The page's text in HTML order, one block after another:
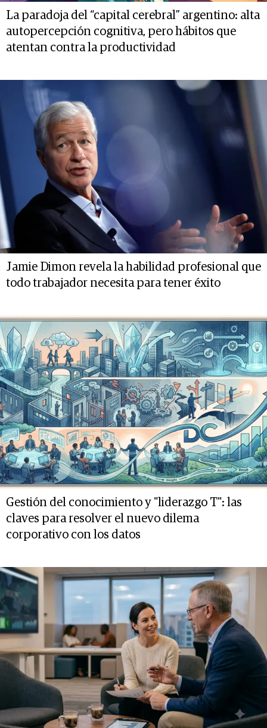
La paradoja del “capital cerebral” argentino: alta
autopercepción cognitiva, pero hábitos que
atentan contra la productividad
Jamie Dimon revela la habilidad profesional que
todo trabajador necesita para tener éxito
Gestión del conocimiento y "liderazgo T": las
claves para resolver el nuevo dilema
corporativo con los datos